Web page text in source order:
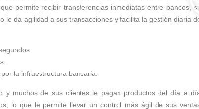
permite recibir transferencias inmediatas entre bancos,
le da agilidad a sus transacciones y facilita la gestión diaria
la infraestructura bancaria.
y muchos de sus clientes le pagan productos del día a
lo que le permite llevar un control más ágil de sus